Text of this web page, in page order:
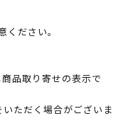
ださい。
品取り寄せの表示で
ただく場合がございま